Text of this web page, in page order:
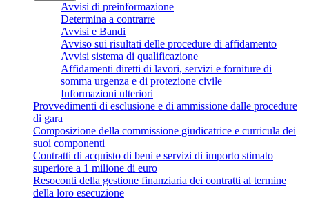
Avvisi di preinformazione
Determina a contrarre
Avvisi e Bandi
Avviso sui risultati delle procedure di affidamento
Avvisi sistema di qualificazione
Affidamenti diretti di lavori, servizi e forniture di
somma urgenza e di protezione civile
Informazioni ulteriori
Provvedimenti di esclusione e di ammissione dalle procedure
di gara
Composizione della commissione giudicatrice e curricula dei
suoi componenti
Contratti di acquisto di beni e servizi di importo stimato
superiore a 1 milione di euro
Resoconti della gestione finanziaria dei contratti al termine
della loro esecuzione